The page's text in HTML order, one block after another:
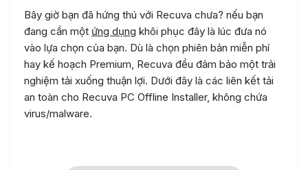
Bây giờ bạn đã hứng thú với Recuva chưa? nếu bạn
đang cần một ứng dụng khôi phục đây là lúc đưa nó
vào lựa chọn của bạn. Dù là chọn phiên bản miễn phí
hay kế hoạch Premium, Recuva đều đảm bảo một trải
nghiệm tải xuống thuận lợi. Dưới đây là các liên kết tải
an toàn cho Recuva PC Offline Installer, không chứa
virus/malware.